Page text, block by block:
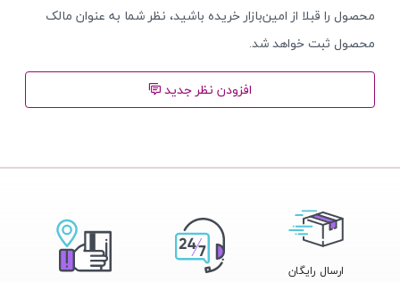
محصول را قبلا از امین‌بازار خریده باشید، نظر شما به عنوان مالک
محصول ثبت خواهد شد.
افزودن نظر جدید
ارسال رایگان